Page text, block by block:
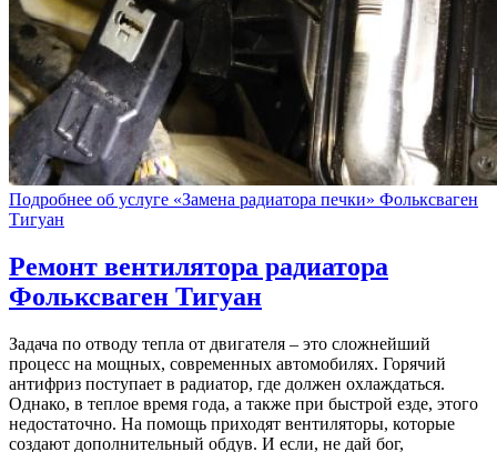
Подробнее об услуге «Замена радиатора печки» Фольксваген
Тигуан
Ремонт вентилятора радиатора
Фольксваген Тигуан
Задача по отводу тепла от двигателя – это сложнейший
процесс на мощных, современных автомобилях. Горячий
антифриз поступает в радиатор, где должен охлаждаться.
Однако, в теплое время года, а также при быстрой езде, этого
недостаточно. На помощь приходят вентиляторы, которые
создают дополнительный обдув. И если, не дай бог,